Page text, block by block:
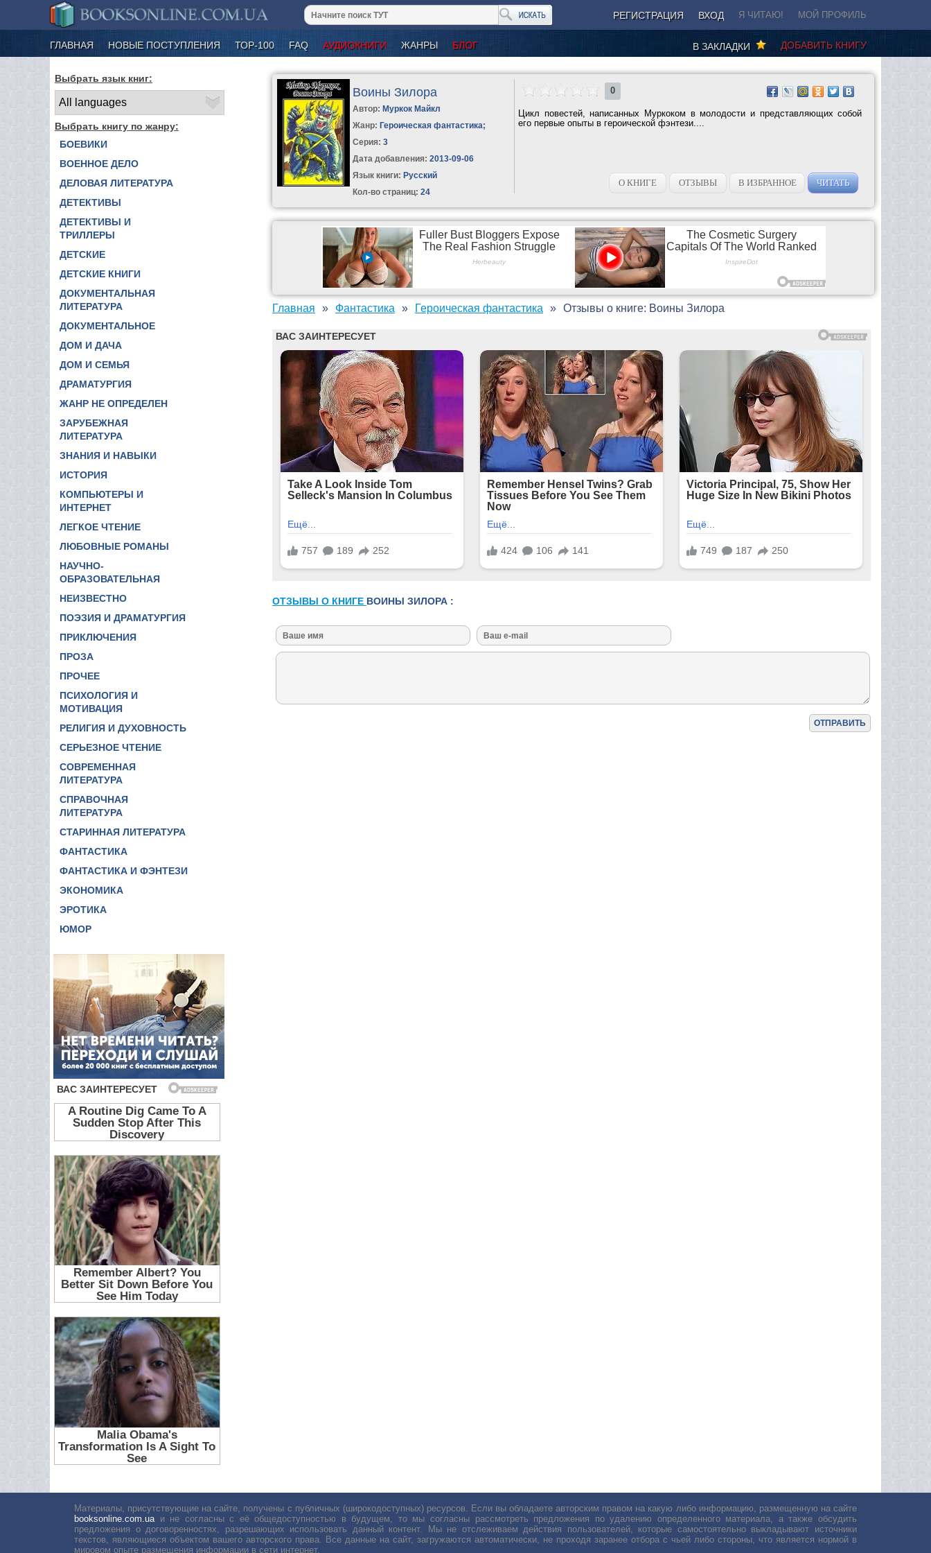
РЕГИСТРАЦИЯ ВХОД Я ЧИТАЮ! МОЙ ПРОФИЛЬ
ГЛАВНАЯ НОВЫЕ ПОСТУПЛЕНИЯ ТОР-100 FAQ АУДИОКНИГИ ЖАНРЫ БЛОГ ДОБАВИТЬ КНИГУ
В ЗАКЛАДКИ
Выбрать язык книг:
Выбрать книгу по жанру:
БОЕВИКИ
ВОЕННОЕ ДЕЛО
ДЕЛОВАЯ ЛИТЕРАТУРА
ДЕТЕКТИВЫ
ДЕТЕКТИВЫ И
ТРИЛЛЕРЫ
ДЕТСКИЕ
ДЕТСКИЕ КНИГИ
ДОКУМЕНТАЛЬНАЯ
ЛИТЕРАТУРА
ДОКУМЕНТАЛЬНОЕ
ДОМ И ДАЧА
ДОМ И СЕМЬЯ
ДРАМАТУРГИЯ
ЖАНР НЕ ОПРЕДЕЛЕН
ЗАРУБЕЖНАЯ
ЛИТЕРАТУРА
ЗНАНИЯ И НАВЫКИ
ИСТОРИЯ
КОМПЬЮТЕРЫ И
ИНТЕРНЕТ
ЛЕГКОЕ ЧТЕНИЕ
ЛЮБОВНЫЕ РОМАНЫ
НАУЧНО-
ОБРАЗОВАТЕЛЬНАЯ
НЕИЗВЕСТНО
ПОЭЗИЯ И ДРАМАТУРГИЯ
ПРИКЛЮЧЕНИЯ
ПРОЗА
ПРОЧЕЕ
ПСИХОЛОГИЯ И
МОТИВАЦИЯ
РЕЛИГИЯ И ДУХОВНОСТЬ
СЕРЬЕЗНОЕ ЧТЕНИЕ
СОВРЕМЕННАЯ
ЛИТЕРАТУРА
СПРАВОЧНАЯ
ЛИТЕРАТУРА
СТАРИННАЯ ЛИТЕРАТУРА
ФАНТАСТИКА
ФАНТАСТИКА И ФЭНТЕЗИ
ЭКОНОМИКА
ЭРОТИКА
ЮМОР
Воины Зилора
Автор: Муркок Майкл
Жанр: Героическая фантастика;
Серия:3
Дата добавления: 2013-09-06
Язык книги: Русский
Кол-во страниц: 24
0
Цикл повестей, написанных Муркоком в молодости и представляющих собой
его первые опыты в героической фэнтези....
О КНИГЕ ОТЗЫВЫ В ИЗБРАННОЕ ЧИТАТЬ
Главная Фантастика Героическая фантастика Отзывы о книге: Воины Зилора
ОТЗЫВЫ О КНИГЕ ВОИНЫ ЗИЛОРА :
Материалы, присутствующие на сайте, получены с публичных (широкодоступных) ресурсов. Если вы обладаете авторским правом на какую либо информацию, размещенную на сайте
booksonline.com.ua и не согласны с её общедоступностью в будущем, то мы согласны рассмотреть предложения по удалению определенного материала, а также обсудить
предложения о договоренностях, разрешающих использовать данный контент. Мы не отслеживаем действия пользователей, которые самостоятельно выкладывают источники
текстов, являющиеся объектом вашего авторского права. Все данные на сайт, загружаются автоматически, не проходя заранее отбора с чьей либо стороны, что является нормой в
мировом опыте размещения информации в сети интернет.